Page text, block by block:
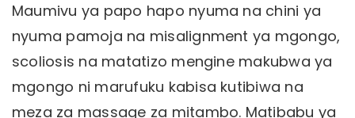
Maumivu ya papo hapo nyuma na chini ya
nyuma pamoja na misalignment ya mgongo,
scoliosis na matatizo mengine makubwa ya
mgongo ni marufuku kabisa kutibiwa na
meza za massage za mitambo. Matibabu ya